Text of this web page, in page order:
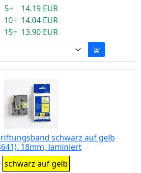
5+ 14.19 EUR
10+ 14.04 EUR
15+ 13.90 EUR
schwarz auf gelb
18mm, laminiert
schwarz auf gelb